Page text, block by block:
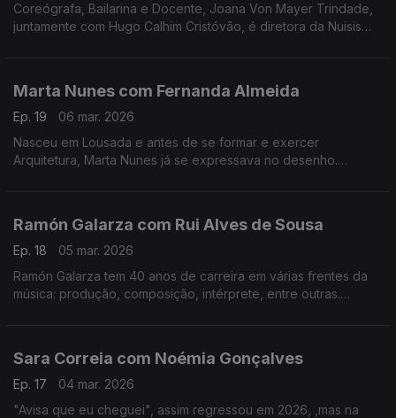
Coreógrafa, Bailarina e Docente, Joana Von Mayer Trindade,
juntamente com Hugo Calhim Cristóvão, é diretora da Nuisis
Marta Nunes com Fernanda Almeida
Ep. 19
06 mar. 2026
Nasceu em Lousada e antes de se formar e exercer
Arquitetura, Marta Nunes já se expressava no desenho.
Ramón Galarza com Rui Alves de Sousa
Ep. 18
05 mar. 2026
Ramón Galarza tem 40 anos de carreira em várias frentes da
música: produção, composição, intérprete, entre outras.
Sara Correia com Noémia Gonçalves
Ep. 17
04 mar. 2026
"Avisa que eu cheguei", assim regressou em 2026, ,mas na